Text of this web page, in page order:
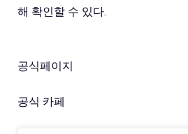
해 확인할 수 있다.
공식페이지
공식 카페